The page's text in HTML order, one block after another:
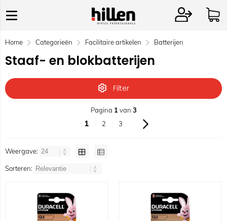
Home Categorieën Facilitaire artikelen Batterijen
Staaf- en blokbatterijen
Filter
Pagina 1 van 3
1 2 3
Weergave:
Sorteren: